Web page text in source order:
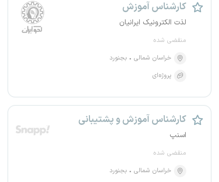
کارشناس آموزش
لذت الکترونیک ایرانیان
منقضی شده
خراسان شمالی
بجنورد
پروژه‌ای
کارشناس آموزش و پشتیبانی
اسنپ
منقضی شده
خراسان شمالی
بجنورد